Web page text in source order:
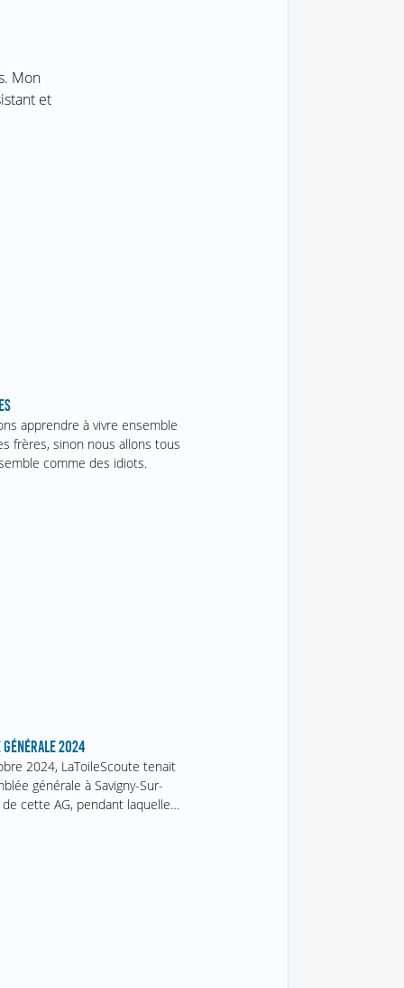
Mon
et
apprendre à vivre ensemble
frères, sinon nous allons tous
comme des idiots.
GÉNÉRALE 2024
2024, LaToileScoute tenait
générale à Savigny-Sur-
de cette AG, pendant laquelle…